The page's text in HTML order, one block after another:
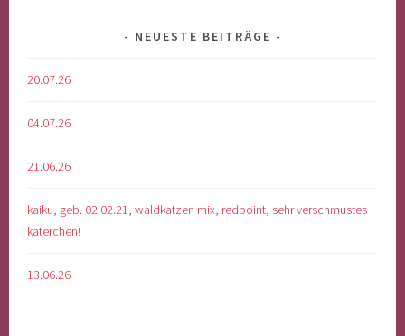
NEUESTE BEITRÄGE
20.07.26
04.07.26
21.06.26
kaiku, geb. 02.02.21, waldkatzen mix, redpoint, sehr verschmustes
katerchen!
13.06.26